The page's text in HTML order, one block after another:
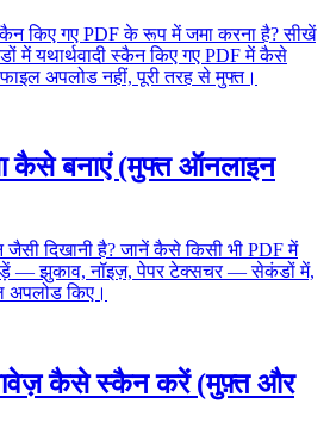
किए गए PDF के रूप में जमा करना है? सीखें
में यथार्थवादी स्कैन किए गए PDF में कैसे
अपलोड नहीं, पूरी तरह से मुफ्त।
कैसे बनाएं (मुफ्त ऑनलाइन
दिखानी है? जानें कैसे किसी भी PDF में
— झुकाव, नॉइज़, पेपर टेक्सचर — सेकंडों में,
अपलोड किए।
कैसे स्कैन करें (मुफ़्त और